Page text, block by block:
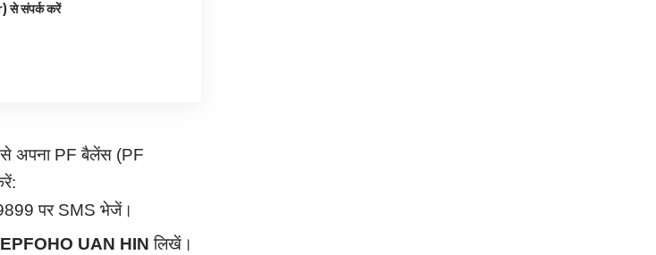
से संपर्क करें
से अपना PF बैलेंस (PF
पर SMS भेजें।
EPFOHO UAN HIN लिखें।